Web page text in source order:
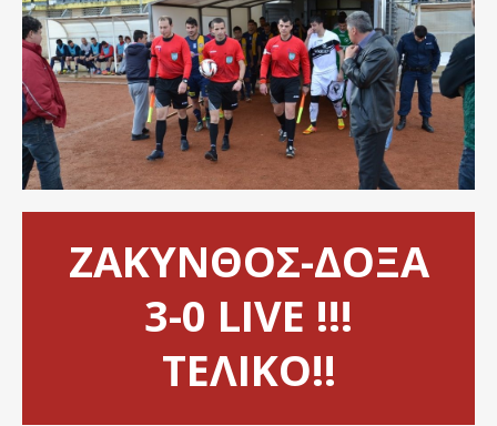
ΖΑΚΥΝΘΟΣ-ΔΟΞΑ
3-0 LIVE !!!
ΤΕΛΙΚΟ!!